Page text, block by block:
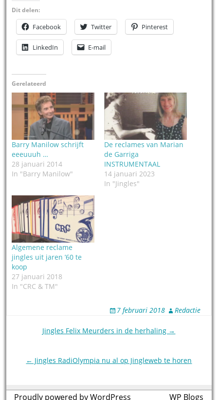
Dit delen:
Facebook Twitter Pinterest
LinkedIn E-mail
Gerelateerd
Barry Manilow schrijft
eeeuuuh …
28 januari 2014
In "Barry Manilow"
De reclames van Marian
de Garriga
INSTRUMENTAAL
14 januari 2023
In "Jingles"
Algemene reclame
jingles uit jaren ’60 te
koop
27 januari 2018
In "CRC & TM"
7 februari 2018 Redactie
Jingles Felix Meurders in de herhaling →
← Jingles RadiOlympia nu al op Jingleweb te horen
Proudly powered by WordPress theme byWP Blogs